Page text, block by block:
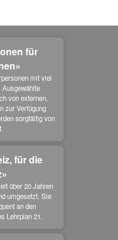
für
mit viel
Ausgewählte
von externen,
zur Verfügung
sorgfältig von
für die
über 20 Jahren
umgesetzt. Sie
an den
Lehrplan 21.